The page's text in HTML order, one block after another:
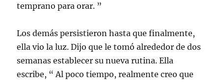
temprano para orar. ”
Los demás persistieron hasta que finalmente,
ella vio la luz. Dijo que le tomó alrededor de dos
semanas establecer su nueva rutina. Ella
escribe, “ Al poco tiempo, realmente creo que